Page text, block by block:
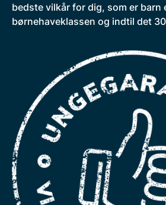
bedste vilkår for dig, som er barn
børnehaveklassen og indtil det